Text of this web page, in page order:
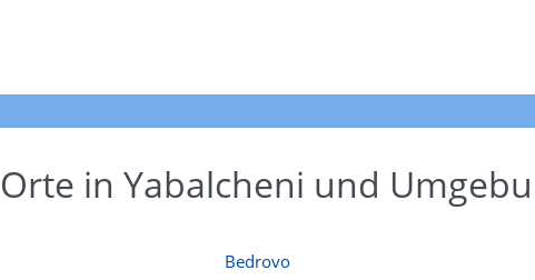
in Yabalcheni und
Bedrovo